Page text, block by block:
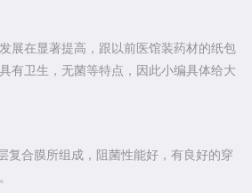
展在显著提高，跟以前医馆装药材的纸包
有卫生，无菌等特点，因此小编具体给大
复合膜所组成，阻菌性能好，有良好的穿